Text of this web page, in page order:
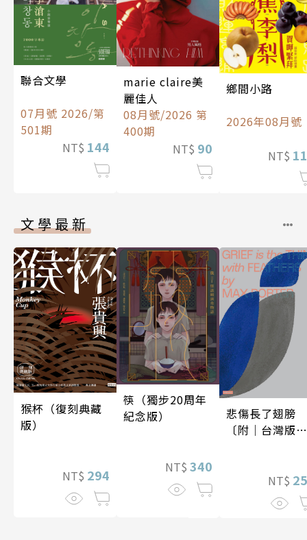
聯合文學
07月號 2026/第
501期
NT$ 144
marie claire美
麗佳人
08月號/2026 第
400期
NT$ 90
鄉間小路
2026年08月號
NT$
文學最新
猴杯（復刻典藏
版）
NT$ 294
筷（獨步20周年
紀念版）
NT$ 340
悲傷長了翅膀
〔附｜台灣版獨
NT$